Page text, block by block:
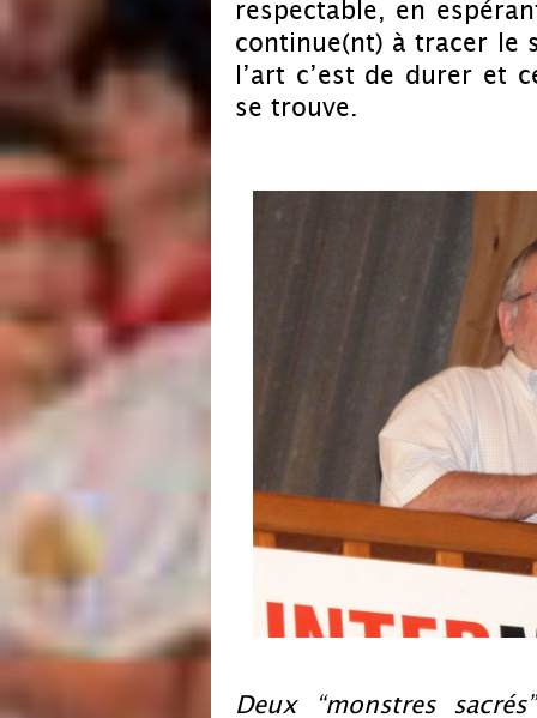
respectable, en
continue(nt) à tracer le
l’art c’est de durer et
se trouve.
Deux “monstres